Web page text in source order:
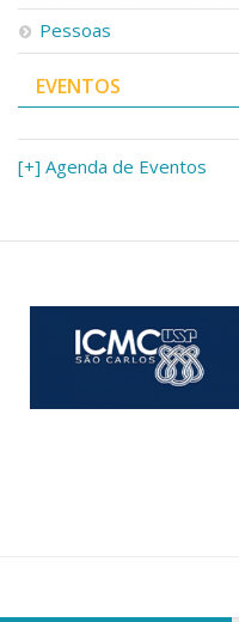
Pessoas
EVENTOS
[+] Agenda de Eventos